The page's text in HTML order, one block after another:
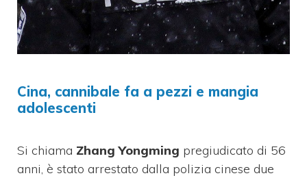
Cina, cannibale fa a pezzi e mangia
adolescenti
Si chiama Zhang Yongming pregiudicato di 56
anni, è stato arrestato dalla polizia cinese due